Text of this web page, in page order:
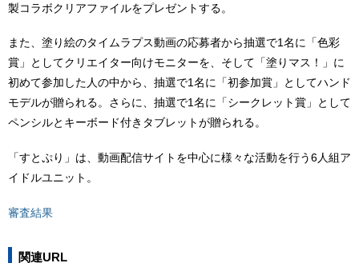
製コラボクリアファイルをプレゼントする。
また、塗り絵のタイムラプス動画の応募者から抽選で1名に「色彩
賞」としてクリエイター向けモニターを、そして「塗りマス！」に
初めて参加した人の中から、抽選で1名に「初参加賞」としてハンド
モデルが贈られる。さらに、抽選で1名に「シークレット賞」として
ペンシルとキーボード付きタブレットが贈られる。
「すとぷり」は、動画配信サイトを中心に様々な活動を行う6人組ア
イドルユニット。
審査結果
関連URL